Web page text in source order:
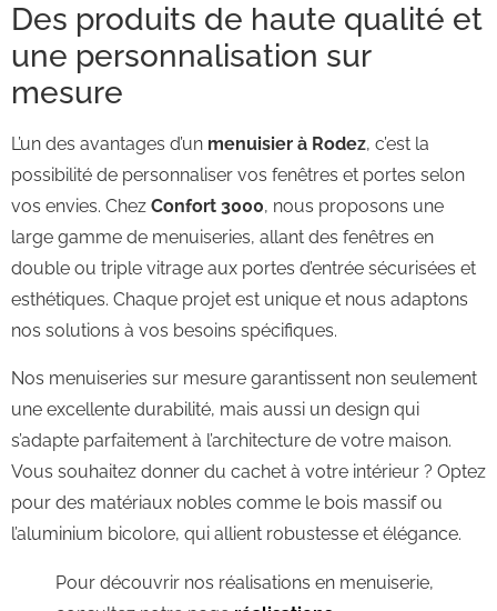
Des produits de haute qualité et
une personnalisation sur
mesure
L’un des avantages d’un menuisier à Rodez, c’est la
possibilité de personnaliser vos fenêtres et portes selon
vos envies. Chez Confort 3000, nous proposons une
large gamme de menuiseries, allant des fenêtres en
double ou triple vitrage aux portes d’entrée sécurisées et
esthétiques. Chaque projet est unique et nous adaptons
nos solutions à vos besoins spécifiques.
Nos menuiseries sur mesure garantissent non seulement
une excellente durabilité, mais aussi un design qui
s’adapte parfaitement à l’architecture de votre maison.
Vous souhaitez donner du cachet à votre intérieur ? Optez
pour des matériaux nobles comme le bois massif ou
l’aluminium bicolore, qui allient robustesse et élégance.
Pour découvrir nos réalisations en menuiserie,